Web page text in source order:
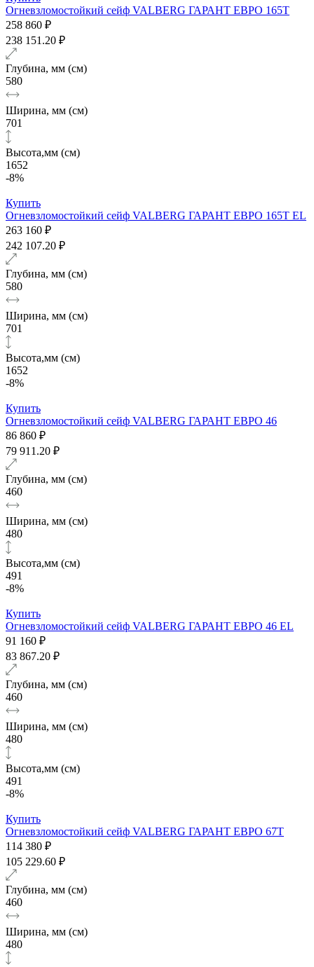
Огневзломостойкий сейф VALBERG ГАРАНТ ЕВРО 165Т
258 860 ₽
238 151.20 ₽
Глубина, мм (см)
580
Ширина, мм (см)
701
Высота,мм (см)
1652
-8%
Купить
Огневзломостойкий сейф VALBERG ГАРАНТ ЕВРО 165Т EL
263 160 ₽
242 107.20 ₽
Глубина, мм (см)
580
Ширина, мм (см)
701
Высота,мм (см)
1652
-8%
Купить
Огневзломостойкий сейф VALBERG ГАРАНТ ЕВРО 46
86 860 ₽
79 911.20 ₽
Глубина, мм (см)
460
Ширина, мм (см)
480
Высота,мм (см)
491
-8%
Купить
Огневзломостойкий сейф VALBERG ГАРАНТ ЕВРО 46 EL
91 160 ₽
83 867.20 ₽
Глубина, мм (см)
460
Ширина, мм (см)
480
Высота,мм (см)
491
-8%
Купить
Огневзломостойкий сейф VALBERG ГАРАНТ ЕВРО 67T
114 380 ₽
105 229.60 ₽
Глубина, мм (см)
460
Ширина, мм (см)
480